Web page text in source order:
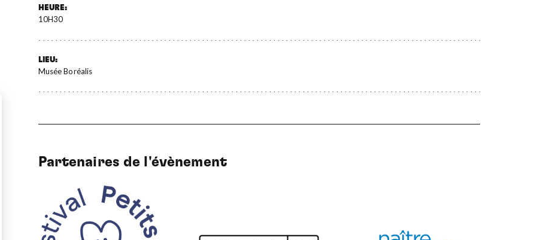
HEURE:
10H30
LIEU:
Musée Boréalis
Partenaires de l'évènement